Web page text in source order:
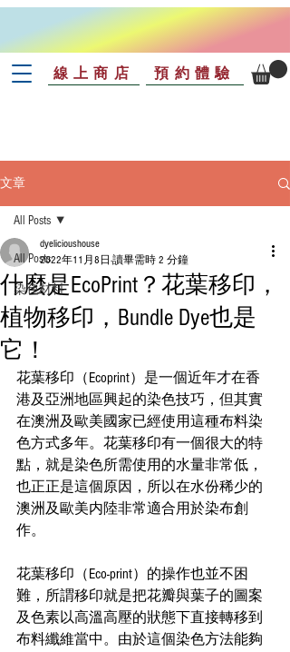
線上商店 預約體驗
文章
All Posts
染色材料
All Posts
什麼是EcoPrint？花葉移印，
植物移印，Bundle Dye也是
它！
dyelicioushouse
2022年11月8日 讀畢需時 2 分鐘
花葉移印（Ecoprint）是一個近年才在香
港及亞洲地區興起的染色技巧，但其實
在澳洲及歐美國家已經使用這種布料染
色方式多年。花葉移印有一個很大的特
點，就是染色所需使用的水量非常低，
也正正是這個原因，所以在水份稀少的
澳洲及歐美内陸非常適合用於染布創
作。
花葉移印（Eco-print）的操作也並不困
難，所謂移印就是把花瓣與葉子的圖案
及色素以高溫高壓的狀態下直接轉移到
布料纖維當中。由於這個染色方法能夠